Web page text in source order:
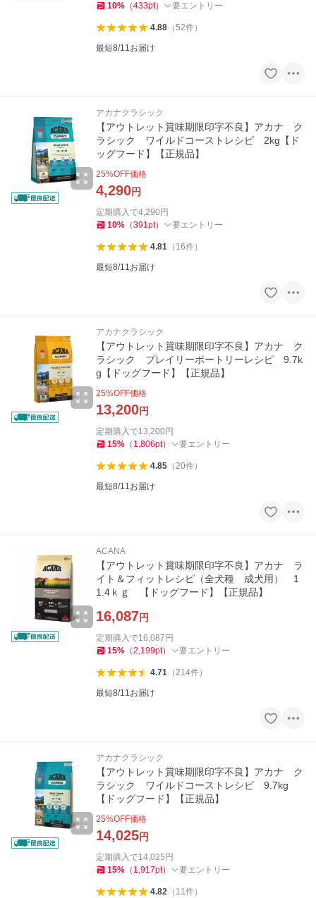
10% （433pt） 要エントリー
4.88（52件）
最短8/11お届け
アカナクラシック
【アウトレット賞味期限印字不良】アカナ ク
ラシック ワイルドコーストレシピ 2kg【ド
ッグフード】【正規品】
25%OFF価格
4,290円
定期購入で4,290 円
10% （391pt） 要エントリー
4.81（ 16件）
最短8/11お届け
アカナクラシック
【アウトレット賞味期限印字不良】アカナ ク
ラシック プレイリーポートリーレシピ 9.7k
g【ドッグフード】【正規品】
25%OFF価格
13,200円
定期購入で13,200 円
15% （ 1,806pt） 要エントリー
4.85（20件）
最短8/11お届け
ACANA
【アウトレット賞味期限印字不良】アカナ ラ
イト＆フィットレシピ（全犬種 成犬用） 1
1.4ｋｇ 【ドッグフード】【正規品】
16,087円
定期購入で16,087 円
15% （2,199pt） 要エントリー
4.71（214件）
最短8/11お届け
アカナクラシック
【アウトレット賞味期限印字不良】アカナ ク
ラシック ワイルドコーストレシピ 9.7kg
【ドッグフード】【正規品】
25%OFF価格
14,025円
定期購入で14,025 円
15% （ 1,917pt） 要エントリー
4.82（ 11件）